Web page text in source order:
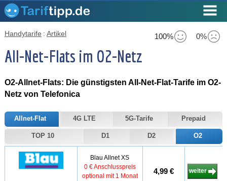
100% 0%
Handytarife : Artikel
All-Net-Flats im O2-Netz
O2-Allnet-Flats: Die günstigsten All-Net-Flat-Tarife im O2-
Netz von Telefonica
Allnet-Flat 4G LTE 5G-Tarife Prepaid
TOP 10 D1 D2 O2
Blau Allnet XS
0 € Anschlusspreis
optional mit 1 Monat
4,99 € weiter